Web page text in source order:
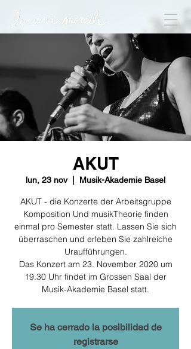
AKUT
lun, 23 nov
  |
Musik-Akademie Basel
AKUT - die Konzerte der Arbeitsgruppe
Komposition Und musikTheorie finden
einmal pro Semester statt. Lassen Sie sich
überraschen und erleben Sie zahlreiche
Uraufführungen.
Das Konzert am 23. November 2020 um
19.30 Uhr findet im Grossen Saal der
Musik-Akademie Basel statt.
Se ha cerrado la posibilidad de
registrarse